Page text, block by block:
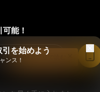
能！
を始めよう
ンス！Bybitアプリで読む